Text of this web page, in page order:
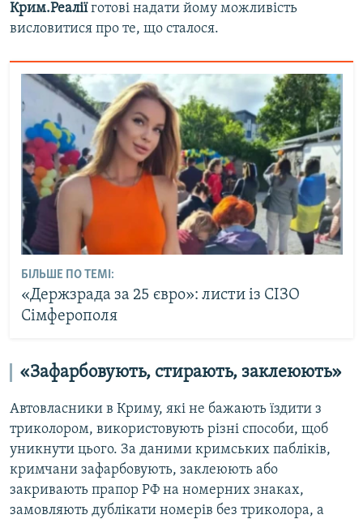
Крим.Реаліїготові надати йому можливість
висловитися про те, що сталося.
БІЛЬШЕ ПО ТЕМІ:
«Держзрада за 25 євро»: листи із СІЗО
Сімферополя
«Зафарбовують, стирають, заклеюють»
Автовласники в Криму, які не бажають їздити з
триколором, використовують різні способи, щоб
уникнути цього. За даними кримських пабліків,
кримчани зафарбовують, заклеюють або
закривають прапор РФ на номерних знаках,
замовляють дублікати номерів без триколора, а